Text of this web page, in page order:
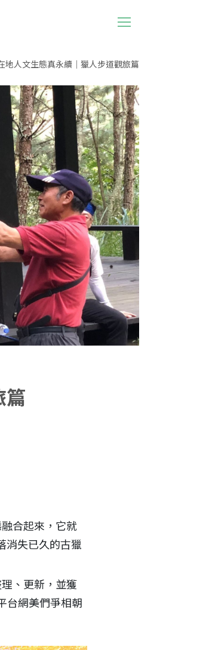
地人文生態真永續｜獵人步道觀旅篇
篇
合起來，它就
消失已久的古獵
、更新，並獲
台網美們爭相朝